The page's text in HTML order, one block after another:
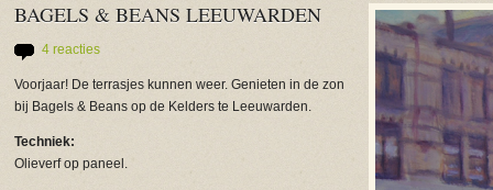
BAGELS & BEANS LEEUWARDEN
4 reacties
Voorjaar! De terrasjes kunnen weer. Genieten in de zon
bij Bagels & Beans op de Kelders te Leeuwarden.
Techniek:
Olieverf op paneel.